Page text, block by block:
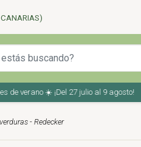
verano ☀️ ¡Del 27 julio al 9 agosto!
- Redecker